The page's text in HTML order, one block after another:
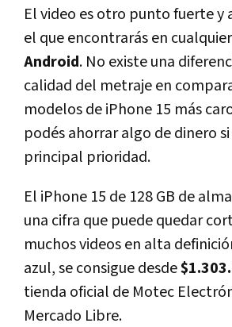
El video es otro punto fuerte y
el que encontrarás en
Android. No existe una
calidad del metraje en
modelos de iPhone 15 más
podés ahorrar algo de dinero si
principal prioridad.
El iPhone 15 de 128 GB de
una cifra que puede quedar
muchos videos en alta
azul, se consigue desde
tienda oficial de Motec
Mercado Libre.